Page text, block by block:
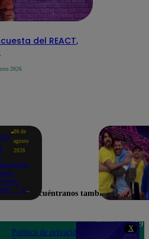
X
del REACT,
2026
06 de
agosto
2026
sin
El
de
Encuéntranos también en
Política de privacidad
Teléfono: 219